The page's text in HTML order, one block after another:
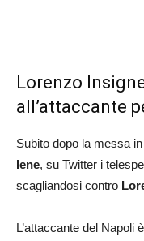
Lorenzo
all’attaccante
Subito dopo la messa
Iene, su Twitter i
scagliandosi contro
L’attaccante del Napoli